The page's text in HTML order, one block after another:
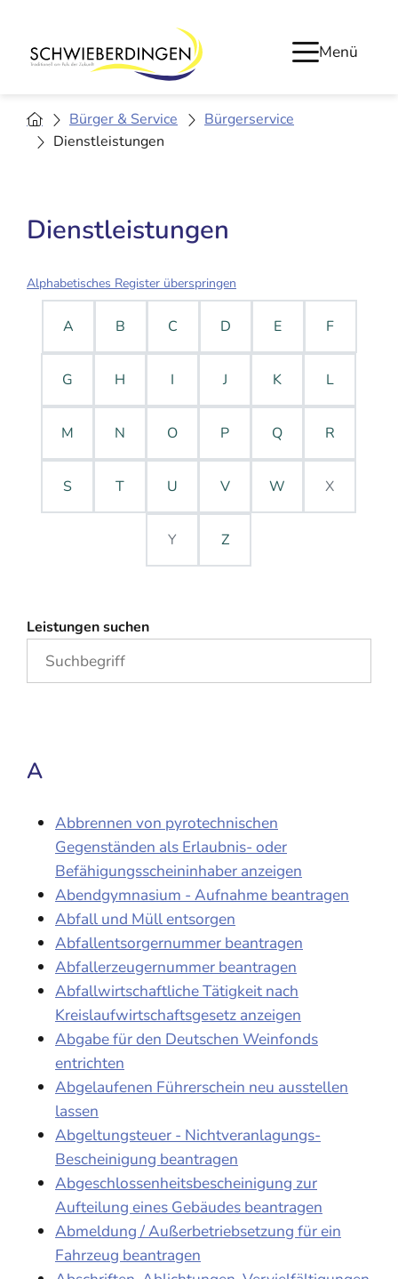
Menü
Bürger & Service
Bürgerservice
Dienstleistungen
Dienstleistungen
Alphabetisches Register überspringen
A B C D E F
G H I J K L
M N O P Q R
S T U V W X
Y Z
Leistungen suchen
A
Abbrennen von pyrotechnischen
Gegenständen als Erlaubnis- oder
Befähigungsscheininhaber anzeigen
Abendgymnasium - Aufnahme beantragen
Abfall und Müll entsorgen
Abfallentsorgernummer beantragen
Abfallerzeugernummer beantragen
Abfallwirtschaftliche Tätigkeit nach
Kreislaufwirtschaftsgesetz anzeigen
Abgabe für den Deutschen Weinfonds
entrichten
Abgelaufenen Führerschein neu ausstellen
lassen
Abgeltungsteuer - Nichtveranlagungs-
Bescheinigung beantragen
Abgeschlossenheitsbescheinigung zur
Aufteilung eines Gebäudes beantragen
Abmeldung / Außerbetriebsetzung für ein
Fahrzeug beantragen